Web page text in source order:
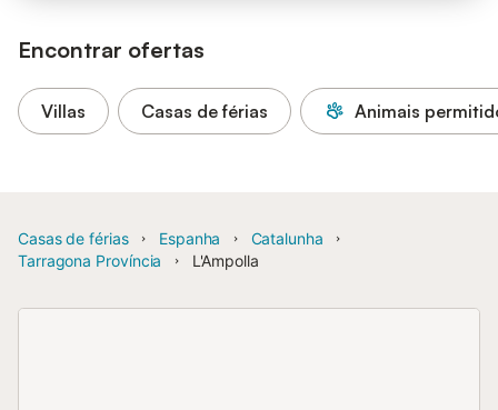
Encontrar ofertas
Villas Casas de férias Animais
Casas de férias Espanha
Catalunha
Tarragona Província
L'Ampolla